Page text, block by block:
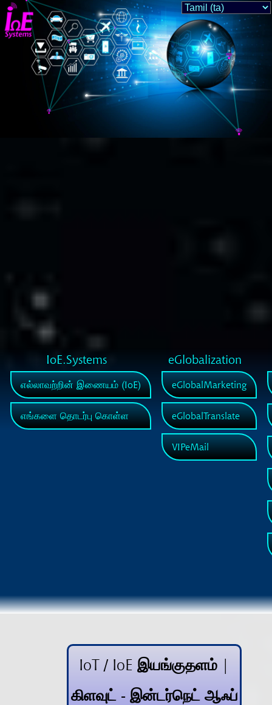
IoE.Systems eGlobalization
எல்லாவற்றின் இணையம் (IoE)
எங்களை தொடர்பு கொள்ள
eGlobalMarketing
eGlobalTranslate
VIPeMail
IoT / IoE இயங்குதளம் |
கிளவுட் - இன்டர்நெட் ஆஃப்